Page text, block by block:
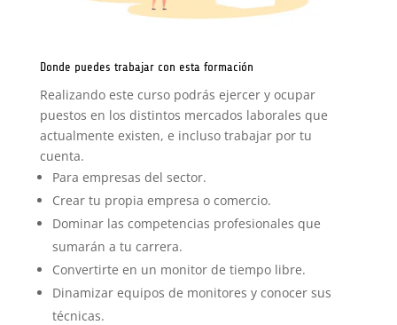
Donde puedes trabajar con esta formación
Realizando este curso podrás ejercer y ocupar
puestos en los distintos mercados laborales que
actualmente existen, e incluso trabajar por tu
cuenta.
Para empresas del sector.
Crear tu propia empresa o comercio.
Dominar las competencias profesionales que
sumarán a tu carrera.
Convertirte en un monitor de tiempo libre.
Dinamizar equipos de monitores y conocer sus
técnicas.